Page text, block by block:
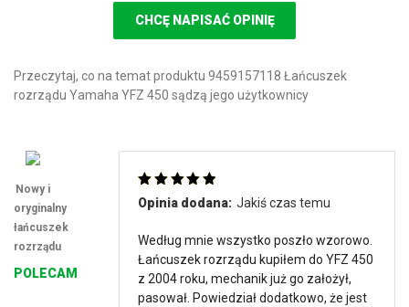
CHCĘ NAPISAĆ OPINIĘ
Przeczytaj, co na temat produktu 9459157118 Łańcuszek
rozrządu Yamaha YFZ 450 sądzą jego użytkownicy
Nowy i
oryginalny
łańcuszek
rozrządu
POLECAM
Oceniono5
na 5
Opinia dodana: Jakiś czas temu
Według mnie wszystko poszło wzorowo.
Łańcuszek rozrządu kupiłem do YFZ 450
z 2004 roku, mechanik już go założył,
pasował. Powiedział dodatkowo, że jest